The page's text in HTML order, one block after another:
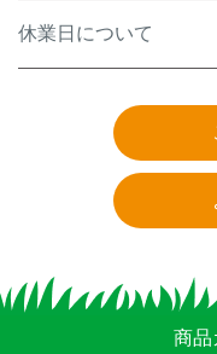
休業日について
商品